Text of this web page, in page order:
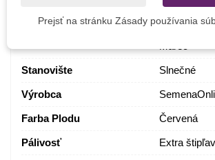
90 - 120 cm
Stanovište Slnečné
Výrobca
Farba Plodu Červená
Pálivosť Extra
Prejsť na stránku Zásady používania